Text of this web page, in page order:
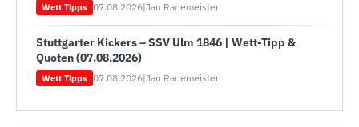
Wett Tipps 07.08.2026|Jan Rademeister
Stuttgarter Kickers – SSV Ulm 1846 | Wett-Tipp &
Quoten (07.08.2026)
Wett Tipps 07.08.2026|Jan Rademeister